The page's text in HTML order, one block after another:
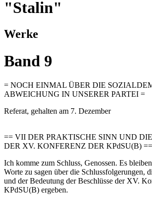
"Stalin"
Werke
Band 9
= NOCH EINMAL ÜBER DIE
ABWEICHUNG IN UNSERER PARTEI =
Referat, gehalten am 7. Dezember
== VII DER PRAKTISCHE SINN UND
DER XV. KONFERENZ DER KPdSU(B) ==
Ich komme zum Schluss, Genossen. Es
Worte zu sagen über die Schlussfolgerungen,
und der Bedeutung der Beschlüsse der XV.
KPdSU(B) ergeben.